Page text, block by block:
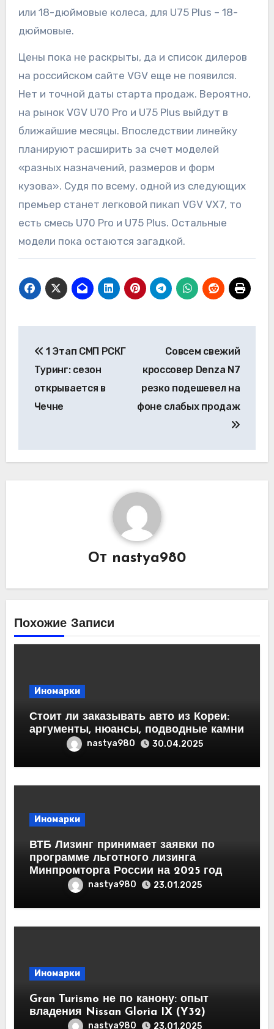
или 18-дюймовые колеса, для U75 Plus – 18-
дюймовые.
Цены пока не раскрыты, да и список дилеров
на российском сайте VGV еще не появился.
Нет и точной даты старта продаж. Вероятно,
на рынок VGV U70 Pro и U75 Plus выйдут в
ближайшие месяцы. Впоследствии линейку
планируют расширить за счет моделей
«разных назначений, размеров и форм
кузова». Судя по всему, одной из следующих
премьер станет легковой пикап VGV VX7, то
есть смесь U70 Pro и U75 Plus. Остальные
модели пока остаются загадкой.
по
записям
1 Этап СМП РСКГ
Туринг: сезон
открывается в
Чечне
Совсем свежий
кроссовер Denza N7
резко подешевел на
фоне слабых продаж
От nastya980
Похожие Записи
Иномарки
Стоит ли заказывать авто из Кореи:
аргументы, нюансы, подводные камни
nastya980 30.04.2025
Иномарки
ВТБ Лизинг принимает заявки по
программе льготного лизинга
Минпромторга России на 2025 год
nastya980 23.01.2025
Иномарки
Gran Turismo не по канону: опыт
владения Nissan Gloria IX (Y32)
nastya980 23.01.2025